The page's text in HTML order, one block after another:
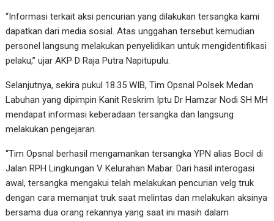
“Informasi terkait aksi pencurian yang dilakukan tersangka kami
dapatkan dari media sosial. Atas unggahan tersebut kemudian
personel langsung melakukan penyelidikan untuk mengidentifikasi
pelaku,” ujar AKP D Raja Putra Napitupulu.
Selanjutnya, sekira pukul 18.35 WIB, Tim Opsnal Polsek Medan
Labuhan yang dipimpin Kanit Reskrim Iptu Dr Hamzar Nodi SH MH
mendapat informasi keberadaan tersangka dan langsung
melakukan pengejaran.
“Tim Opsnal berhasil mengamankan tersangka YPN alias Bocil di
Jalan RPH Lingkungan V Kelurahan Mabar. Dari hasil interogasi
awal, tersangka mengakui telah melakukan pencurian velg truk
dengan cara memanjat truk saat melintas dan melakukan aksinya
bersama dua orang rekannya yang saat ini masih dalam